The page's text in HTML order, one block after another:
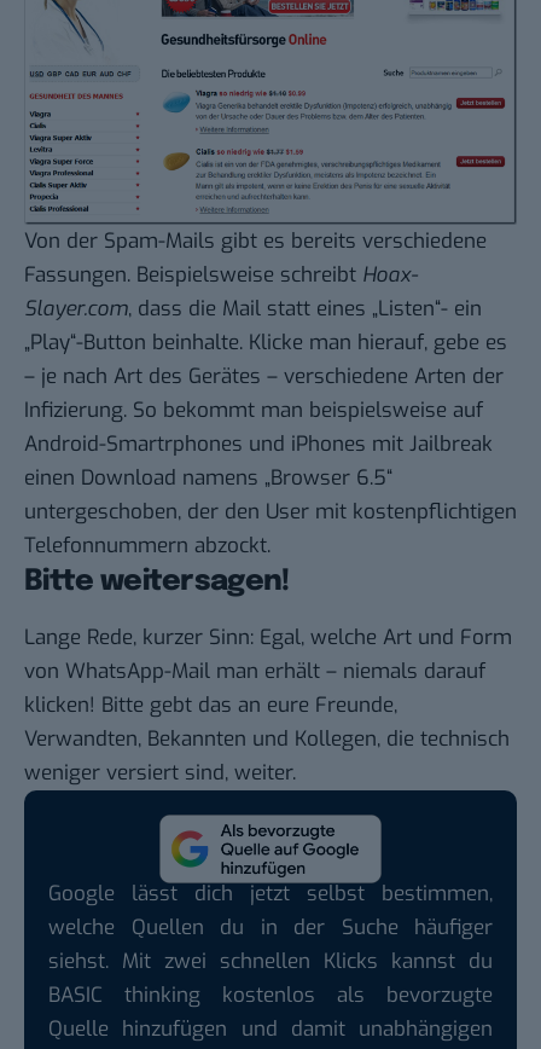
Von der Spam-Mails gibt es bereits verschiedene
Fassungen. Beispielsweise schreibt Hoax-
Slayer.com, dass die Mail statt eines „Listen“- ein
„Play“-Button beinhalte. Klicke man hierauf, gebe es
– je nach Art des Gerätes – verschiedene Arten der
Infizierung. So bekommt man beispielsweise auf
Android-Smartrphones und iPhones mit Jailbreak
einen Download namens „Browser 6.5“
untergeschoben, der den User mit kostenpflichtigen
Telefonnummern abzockt.
Bitte weitersagen!
Lange Rede, kurzer Sinn: Egal, welche Art und Form
von WhatsApp-Mail man erhält – niemals darauf
klicken! Bitte gebt das an eure Freunde,
Verwandten, Bekannten und Kollegen, die technisch
weniger versiert sind, weiter.
Google lässt dich jetzt selbst bestimmen,
welche Quellen du in der Suche häufiger
siehst. Mit zwei schnellen Klicks kannst du
BASIC thinking kostenlos als bevorzugte
Quelle hinzufügen und damit unabhängigen